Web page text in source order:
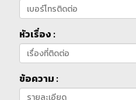
หัวเรื่อง :
ข้อความ :